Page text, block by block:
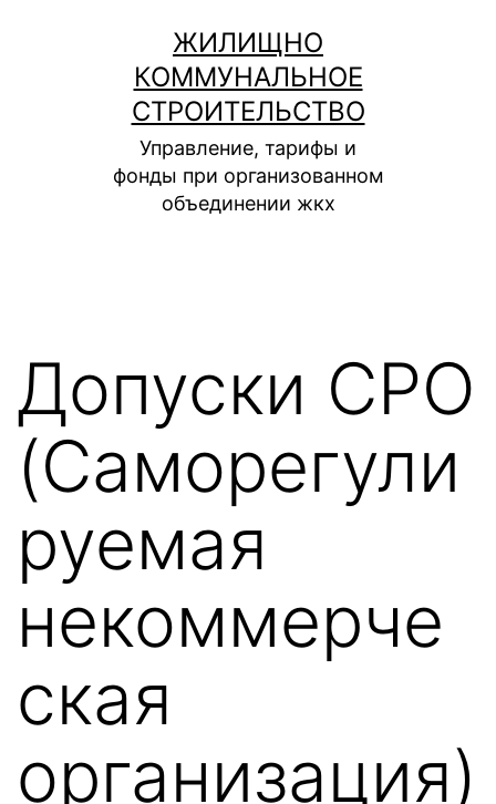
содержимому
ЖИЛИЩНО
КОММУНАЛЬНОЕ
СТРОИТЕЛЬСТВО
Управление, тарифы и
фонды при организованном
объединении жкх
Допуски СРО
(Саморегули
руемая
некоммерче
ская
организация)